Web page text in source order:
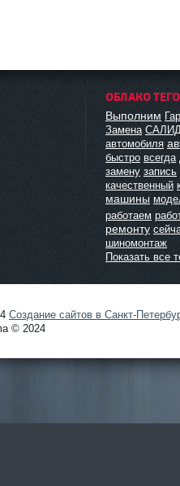
ОБЛАКО
Выполним
Замена
автомобиля
быстро всегда
замену запись
качественный
машины
работаем
ремонту
шиномонтаж
Показать все
Создание сайтов в Санкт-
© 2024